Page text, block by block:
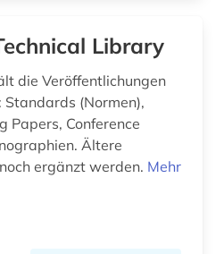
(2)
gewässerökologie (1)
Library
die Veröffentlichungen
(Normen),
Papers, Conference
Ältere
ergänzt werden. Mehr